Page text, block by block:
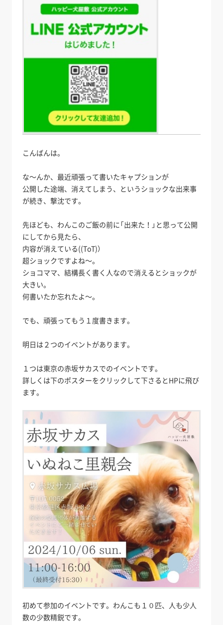
こんばんは。
な～んか、最近頑張って書いたキャプションが
公開した途端、消えてしまう、というショックな出来事
が続き、撃沈です。
先ほども、わんこのご飯の前に「出来た！」と思って公開
にしてから見たら、
内容が消えている((ToT)）
超ショックですよね～。
ショコママ、結構長く書く人なので消えるとショックが
大きい。
何書いたか忘れたよ～。
でも、頑張ってもう１度書きます。
明日は２つのイベントがあります。
１つは東京の赤坂サカスでのイベントです。
詳しくは下のポスターをクリックして下さるとHPに飛び
ます。
初めて参加のイベントです。わんこも１０匹、人も少人
数の少数精鋭です。